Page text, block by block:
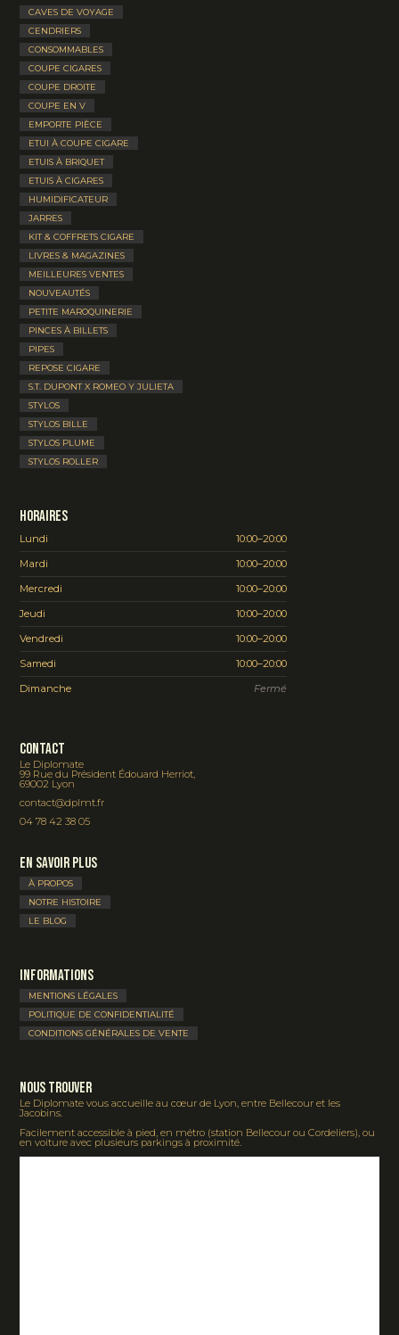
CAVES DE VOYAGE
CENDRIERS
CONSOMMABLES
COUPE CIGARES
COUPE DROITE
COUPE EN V
EMPORTE PIÈCE
ETUI À COUPE CIGARE
ETUIS À BRIQUET
ETUIS À CIGARES
HUMIDIFICATEUR
JARRES
KIT & COFFRETS CIGARE
LIVRES & MAGAZINES
MEILLEURES VENTES
NOUVEAUTÉS
PETITE MAROQUINERIE
PINCES À BILLETS
PIPES
REPOSE CIGARE
S.T. DUPONT X ROMEO Y JULIETA
STYLOS
STYLOS BILLE
STYLOS PLUME
STYLOS ROLLER
Horaires
Lundi
10:00–20:00
Mardi
10:00–20:00
Mercredi
10:00–20:00
Jeudi
10:00–20:00
Vendredi
10:00–20:00
Samedi
10:00–20:00
Dimanche
Fermé
Contact
Le Diplomate
99 Rue du Président Édouard Herriot,
69002 Lyon
contact@dplmt.fr
04 78 42 38 05
En savoir plus
À PROPOS
NOTRE HISTOIRE
LE BLOG
Informations
MENTIONS LÉGALES
POLITIQUE DE CONFIDENTIALITÉ
CONDITIONS GÉNÉRALES DE VENTE
Nous Trouver
Le Diplomate vous accueille au cœur de Lyon, entre Bellecour et les
Jacobins.
Facilement accessible à pied, en métro (station Bellecour ou Cordeliers), ou
en voiture avec plusieurs parkings à proximité.